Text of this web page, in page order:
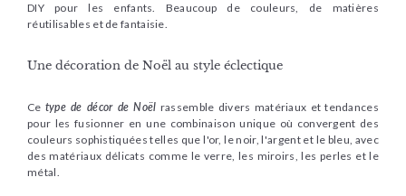
DIY pour les enfants. Beaucoup de couleurs, de matières
réutilisables et de fantaisie.
Une décoration de Noël au style éclectique
Ce type de décor de Noël rassemble divers matériaux et tendances
pour les fusionner en une combinaison unique où convergent des
couleurs sophistiquées telles que l'or, le noir, l'argent et le bleu, avec
des matériaux délicats comme le verre, les miroirs, les perles et le
métal.